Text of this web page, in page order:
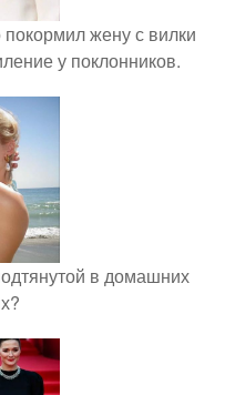
жену с вилки
у поклонников.
в домашних